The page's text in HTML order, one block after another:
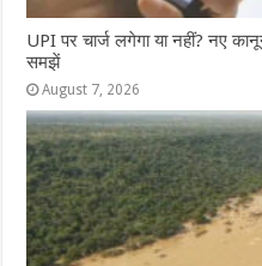
UPI पर चार्ज लगेगा या नहीं? नए
समझें
August 7, 2026